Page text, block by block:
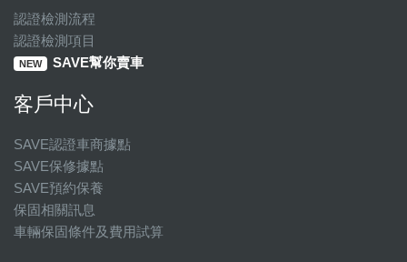
認證檢測流程
認證檢測項目
NEW SAVE幫你賣車
客戶中心
SAVE認證車商據點
SAVE保修據點
SAVE預約保養
保固相關訊息
車輛保固條件及費用試算